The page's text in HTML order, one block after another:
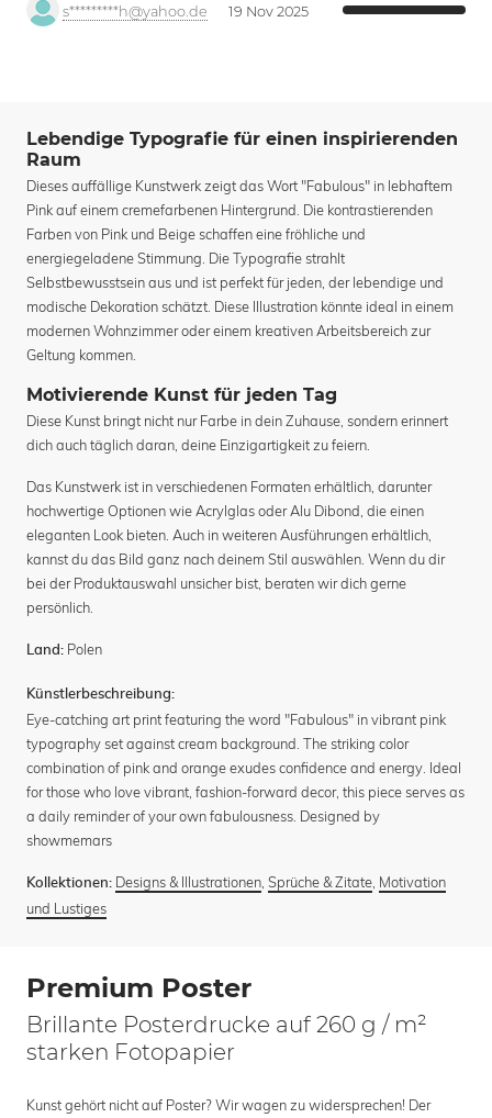
s*********h@yahoo.de 19 Nov 2025
Lebendige Typografie für einen inspirierenden
Raum
Dieses auffällige Kunstwerk zeigt das Wort "Fabulous" in lebhaftem
Pink auf einem cremefarbenen Hintergrund. Die kontrastierenden
Farben von Pink und Beige schaffen eine fröhliche und
energiegeladene Stimmung. Die Typografie strahlt
Selbstbewusstsein aus und ist perfekt für jeden, der lebendige und
modische Dekoration schätzt. Diese Illustration könnte ideal in einem
modernen Wohnzimmer oder einem kreativen Arbeitsbereich zur
Geltung kommen.
Motivierende Kunst für jeden Tag
Diese Kunst bringt nicht nur Farbe in dein Zuhause, sondern erinnert
dich auch täglich daran, deine Einzigartigkeit zu feiern.
Das Kunstwerk ist in verschiedenen Formaten erhältlich, darunter
hochwertige Optionen wie Acrylglas oder Alu Dibond, die einen
eleganten Look bieten. Auch in weiteren Ausführungen erhältlich,
kannst du das Bild ganz nach deinem Stil auswählen. Wenn du dir
bei der Produktauswahl unsicher bist, beraten wir dich gerne
persönlich.
Land: Polen
Künstlerbeschreibung:
Eye-catching art print featuring the word "Fabulous" in vibrant pink
typography set against cream background. The striking color
combination of pink and orange exudes confidence and energy. Ideal
for those who love vibrant, fashion-forward decor, this piece serves as
a daily reminder of your own fabulousness. Designed by
showmemars
Kollektionen: Designs & Illustrationen Sprüche & Zitate Motivation
und Lustiges
Premium Poster
Brillante Posterdrucke auf 260 g / m²
starken Fotopapier
Kunst gehört nicht auf Poster? Wir wagen zu widersprechen! Der